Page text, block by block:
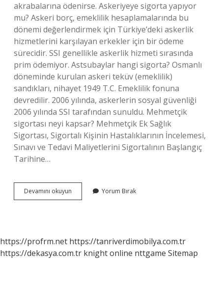
akrabalarına ödenirse. Askeriyeye sigorta yapıyor
mu? Askeri borç, emeklilik hesaplamalarında bu
dönemi değerlendirmek için Türkiye’deki askerlik
hizmetlerini karşılayan erkekler için bir ödeme
sürecidir. SSI genellikle askerlik hizmeti sırasında
prim ödemiyor. Astsubaylar hangi sigorta? Osmanlı
döneminde kurulan askeri teküv (emeklilik)
sandıkları, nihayet 1949 T.C. Emeklilik fonuna
devredilir. 2006 yılında, askerlerin sosyal güvenliği
2006 yılında SSI tarafından sunuldu. Mehmetçik
sigortası neyi kapsar? Mehmetçik Ek Sağlık
Sigortası, Sigortalı Kişinin Hastalıklarının İncelemesi,
Sınavı ve Tedavi Maliyetlerini Sigortalının Başlangıç ​​
Tarihine…
Devamını okuyun
Personeli
Yorum Bırak
https://profrm.net https://tanriverdimobilya.com.tr
https://dekasya.com.tr knight online nttgame Sitemap